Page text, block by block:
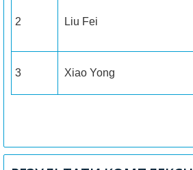
2 Liu Fei
3 Xiao Yong